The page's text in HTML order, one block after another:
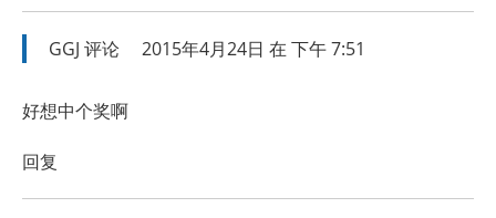
GGJ 评论 2015年4月24日 在 下午 7:51
好想中个奖啊
回复